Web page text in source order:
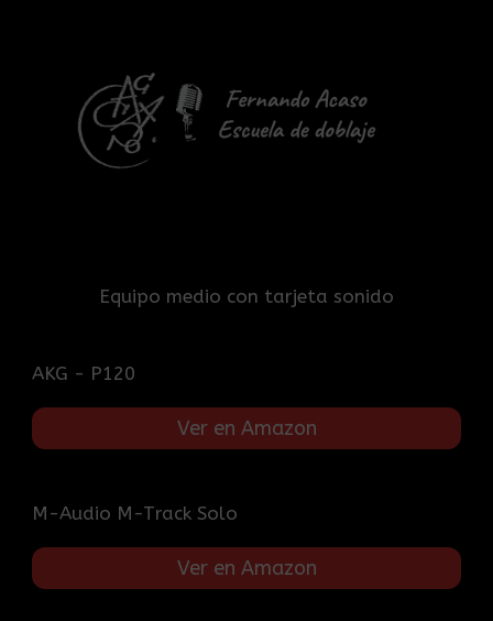
Equipo medio con tarjeta sonido
AKG - P120
Ver en Amazon
M-Audio M-Track Solo
Ver en Amazon